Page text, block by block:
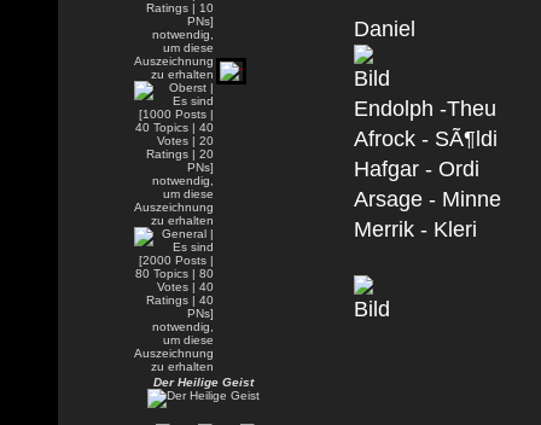
Der Heilige Geist
Daniel
Endolph -Theu
Afrock - SÃ¶ldi
Hafgar - Ordi
Arsage - Minne
Merrik - Kleri